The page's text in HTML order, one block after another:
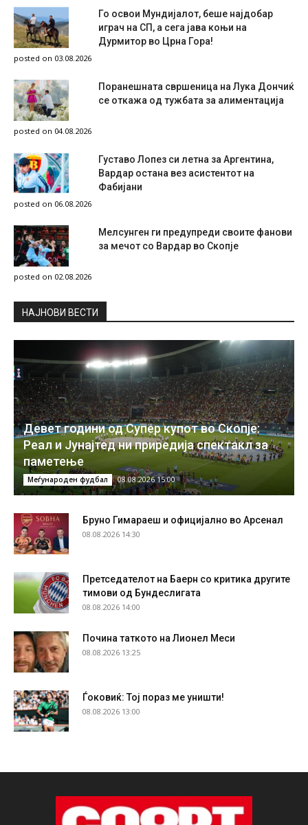
Го освои Мундијалот, беше најдобар
играч на СП, а сега јава коњи на
Дурмитор во Црна Гора!
posted on 03.08.2026
Поранешната свршеница на Лука Дончиќ
се откажа од тужбата за алиментација
posted on 04.08.2026
Густаво Лопез си летна за Аргентина,
Вардар остана вез асистентот на
Фабијани
posted on 06.08.2026
Мелсунген ги предупреди своите фанови
за мечот со Вардар во Скопје
posted on 02.08.2026
НAЈНОВИ ВЕСТИ
Девет години од Супер купот во Скопје:
Реал и Јунајтед ни приредија спектакл за
паметење
Меѓународен фудбал 08.08.2026 15:00
Бруно Гимараеш и официјално во Арсенал
08.08.2026 14:30
Претседателот на Баерн со критика другите
тимови од Бундеслигата
08.08.2026 14:00
Почина таткото на Лионел Меси
08.08.2026 13:25
Ѓоковиќ: Тој пораз ме уништи!
08.08.2026 13:00